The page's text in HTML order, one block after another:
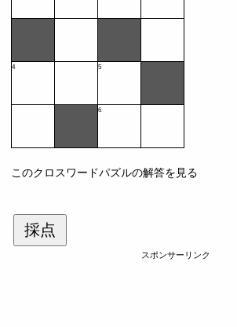
4 5
6
このクロスワードパズルの解答を見る
採点
スポンサーリンク